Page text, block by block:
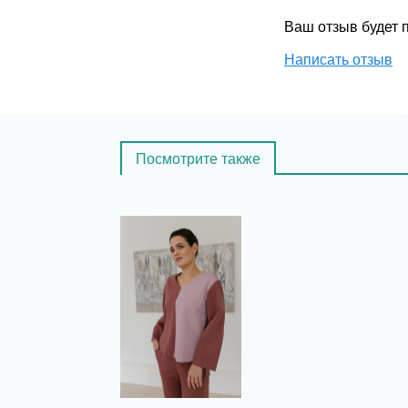
Ваш отзыв будет
Написать отзыв
Посмотрите также